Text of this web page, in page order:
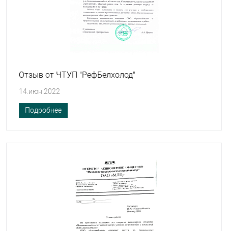
Отзыв от ЧТУП "РефБелхолод"
14.июн.2022
Подробнее